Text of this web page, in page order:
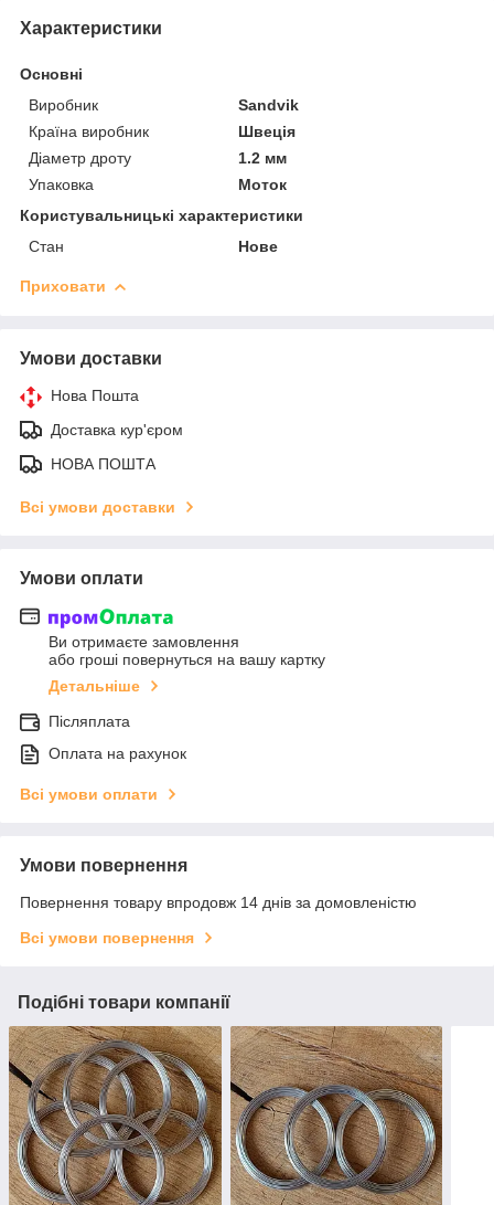
Характеристики
Основні
Виробник
Sandvik
Країна виробник
Швеція
Діаметр дроту
1.2 мм
Упаковка
Моток
Користувальницькі характеристики
Стан
Нове
Приховати
Умови доставки
Нова Пошта
Доставка кур'єром
НОВА ПОШТА
Всі умови доставки
Умови оплати
Ви отримаєте замовлення
або гроші повернуться на вашу картку
Детальніше
Післяплата
Оплата на рахунок
Всі умови оплати
Умови повернення
Повернення товару впродовж 14 днів за домовленістю
Всі умови повернення
Подібні товари компанії